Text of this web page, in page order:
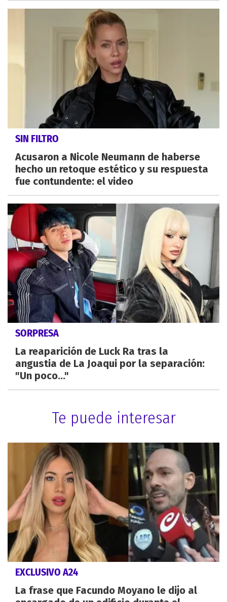
SIN FILTRO
Acusaron a Nicole Neumann de haberse
hecho un retoque estético y su respuesta
fue contundente: el video
SORPRESA
La reaparición de Luck Ra tras la
angustia de La Joaqui por la separación:
"Un poco..."
Te puede interesar
EXCLUSIVO A24
La frase que Facundo Moyano le dijo al